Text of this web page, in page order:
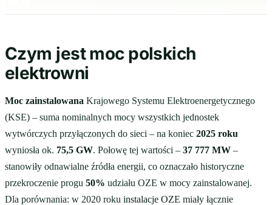
Czym jest moc polskich
elektrowni
Moc zainstalowana Krajowego Systemu Elektroenergetycznego
(KSE) – suma nominalnych mocy wszystkich jednostek
wytwórczych przyłączonych do sieci – na koniec 2025 roku
wyniosła ok. 75,5 GW. Połowę tej wartości – 37 777 MW –
stanowiły odnawialne źródła energii, co oznaczało historyczne
przekroczenie progu 50% udziału OZE w mocy zainstalowanej.
Dla porównania: w 2020 roku instalacje OZE miały łącznie